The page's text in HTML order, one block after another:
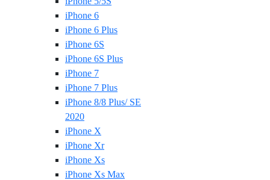
iPhone 6
iPhone 6 Plus
iPhone 6S
iPhone 6S Plus
iPhone 7
iPhone 7 Plus
iPhone 8/8 Plus/ SE
2020
iPhone X
iPhone Xr
iPhone Xs
iPhone Xs Max